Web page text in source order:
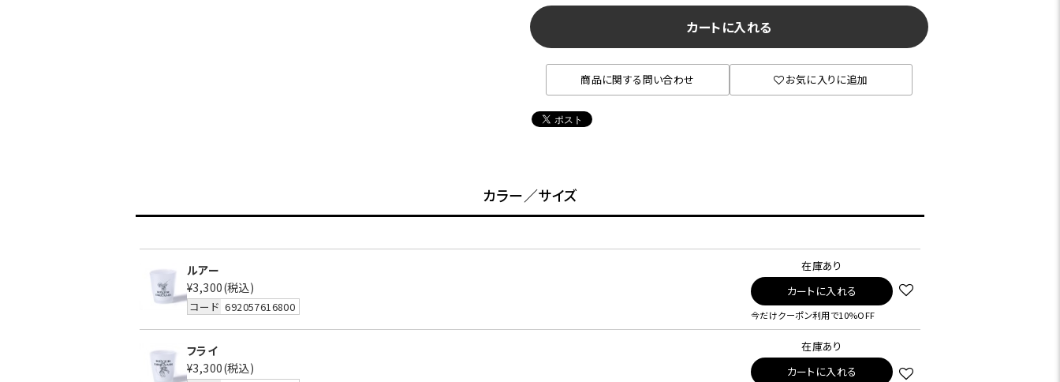
カートに入れる
商品に関する問い合わせ お気に入りに追加
カラー／サイズ
ルアー
¥3,300(税込)
コード 692057616800
在庫あり
カートに入れる
今だけクーポン利用で10%OFF
フライ
¥3,300(税込)
在庫あり
カートに入れる